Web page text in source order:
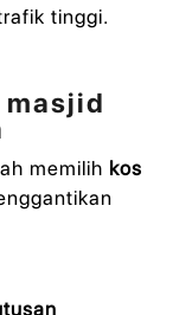
tinggi.
memilih kos